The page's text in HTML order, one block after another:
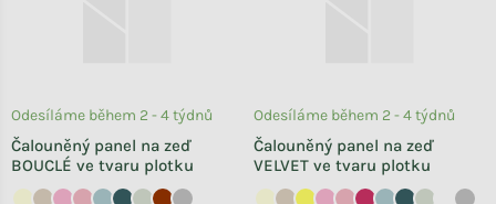
Čalouněný panel na zeď
BOUCLÉ ve tvaru plotku
Odesíláme během 2 - 4 týdnů
Čalouněný panel na zeď
VELVET ve tvaru plotku
Odesíláme během 2 - 4 týdnů